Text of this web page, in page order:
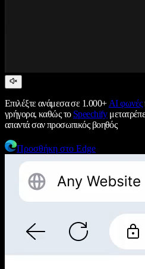
Επιλέξτε ανάμεσα σε 1.000+ AI φωνές
γρήγορα, καθώς το Speechify
απαντά σαν προσωπικός βοηθός
Προσθήκη στο Edge